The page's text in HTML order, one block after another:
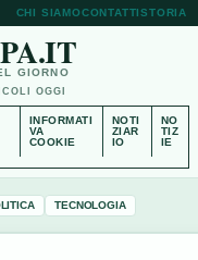
CHI SIAMOCONTATTISTORIA
GIORNO
OGGI
INFORMATI
VA
COOKIE
NOTI
ZIAR
IO
NO
TIZ
IE
TECNOLOGIA